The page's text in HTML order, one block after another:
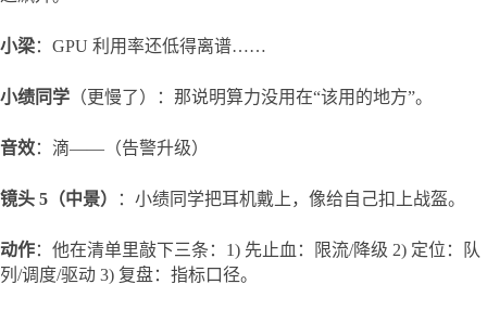
小梁：GPU 利用率还低得离谱……
小绩同学 （更慢了）：那说明算力没用在“该用的地方”。
音效：滴——（告警升级）
镜头 5（中景） ：小绩同学把耳机戴上，像给自己扣上战盔。
动作：他在清单里敲下三条：1) 先止血：限流/降级 2) 定位：队
列/调度/驱动 3) 复盘：指标口径。